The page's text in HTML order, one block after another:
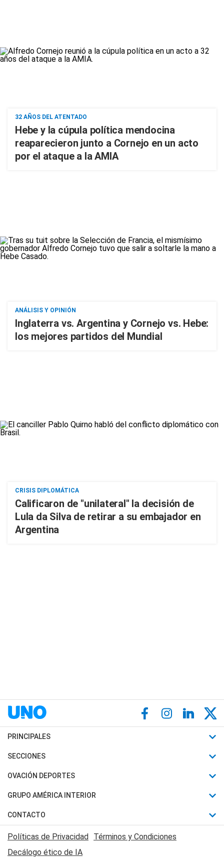
32 AÑOS DEL ATENTADO
Hebe y la cúpula política mendocina
reaparecieron junto a Cornejo en un acto
por el ataque a la AMIA
ANÁLISIS Y OPINIÓN
Inglaterra vs. Argentina y Cornejo vs. Hebe:
los mejores partidos del Mundial
CRISIS DIPLOMÁTICA
Calificaron de "unilateral" la decisión de
Lula da Silva de retirar a su embajador en
Argentina
PRINCIPALES
Últimas Noticias
Política
Judiciales
Economia
SECCIONES
Horóscopo
Motores
Trucos caseros
Series y Películas
Edictos y Solicitadas
OVACIÓN DEPORTES
Fútbol
Mundial
Automovilismo
Rugby
GRUPO AMÉRICA INTERIOR
Canal 7 en Vivo
CONTACTO
Acerca de Nosotros
Contactanos
Políticas de Privacidad Términos y Condiciones
Decálogo ético de IA